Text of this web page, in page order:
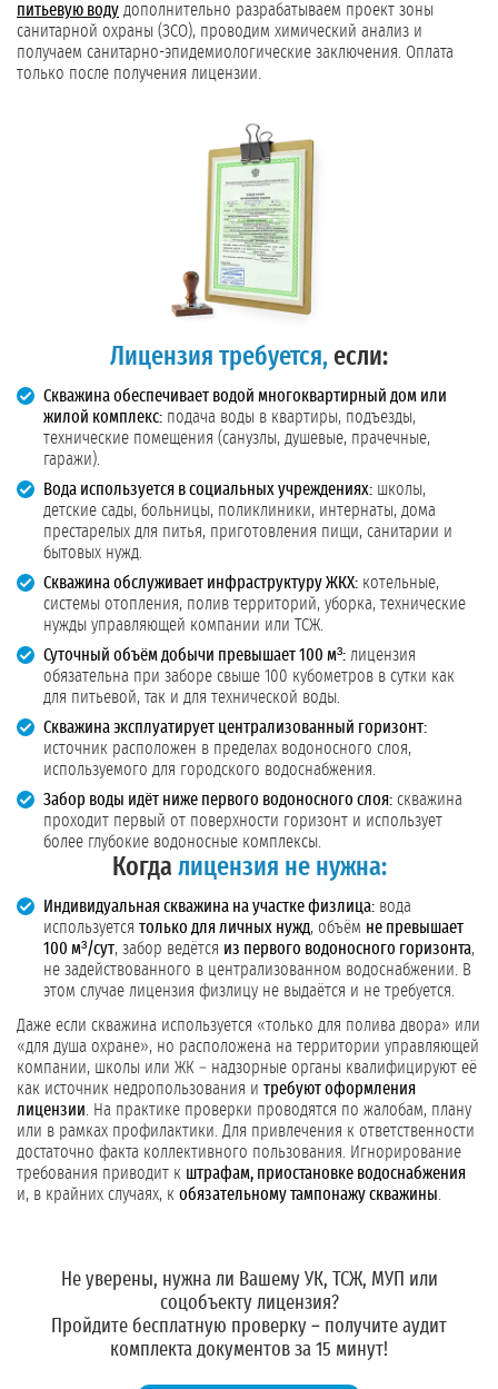
питьевую воду дополнительно разрабатываем проект зоны
санитарной охраны (ЗСО), проводим химический анализ и
получаем санитарно-эпидемиологические заключения. Оплата
только после получения лицензии.
Лицензия требуется, если:
Скважина обеспечивает водой многоквартирный дом или
жилой комплекс: подача воды в квартиры, подъезды,
технические помещения (санузлы, душевые, прачечные,
гаражи).
Вода используется в социальных учреждениях: школы,
детские сады, больницы, поликлиники, интернаты, дома
престарелых для питья, приготовления пищи, санитарии и
бытовых нужд.
Скважина обслуживает инфраструктуру ЖКХ: котельные,
системы отопления, полив территорий, уборка, технические
нужды управляющей компании или ТСЖ.
Суточный объём добычи превышает 100 м³: лицензия
обязательна при заборе свыше 100 кубометров в сутки как
для питьевой, так и для технической воды.
Скважина эксплуатирует централизованный горизонт:
источник расположен в пределах водоносного слоя,
используемого для городского водоснабжения.
Забор воды идёт ниже первого водоносного слоя: скважина
проходит первый от поверхности горизонт и использует
более глубокие водоносные комплексы.
Когда лицензия не нужна:
Индивидуальная скважина на участке физлица: вода
используется только для личных нужд, объём не превышает
100 м³/сут, забор ведётся из первого водоносного горизонта,
не задействованного в централизованном водоснабжении. В
этом случае лицензия физлицу не выдаётся и не требуется.
Даже если скважина используется «только для полива двора» или
«для душа охране», но расположена на территории управляющей
компании, школы или ЖК – надзорные органы квалифицируют её
как источник недропользования и требуют оформления
лицензии . На практике проверки проводятся по жалобам, плану
или в рамках профилактики. Для привлечения к ответственности
достаточно факта коллективного пользования. Игнорирование
требования приводит к штрафам, приостановке водоснабжения
и, в крайних случаях, к обязательному тампонажу скважины
Не уверены, нужна ли Вашему УК, ТСЖ, МУП или
соцобъекту лицензия?
Пройдите бесплатную проверку – получите аудит
комплекта документов за 15 минут!